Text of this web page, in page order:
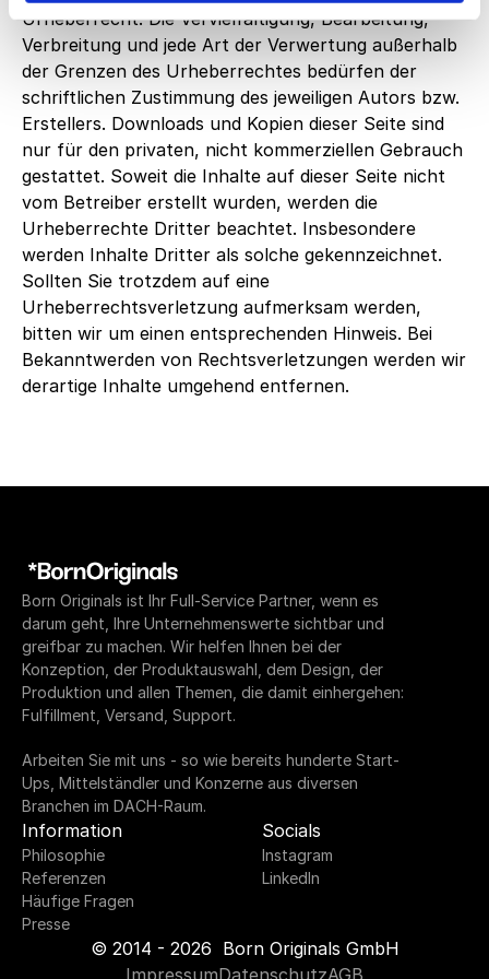
Urheberrecht. Die Vervielfältigung, Bearbeitung,
Verbreitung und jede Art der Verwertung außerhalb
der Grenzen des Urheberrechtes bedürfen der
schriftlichen Zustimmung des jeweiligen Autors bzw.
Erstellers. Downloads und Kopien dieser Seite sind
nur für den privaten, nicht kommerziellen Gebrauch
gestattet. Soweit die Inhalte auf dieser Seite nicht
vom Betreiber erstellt wurden, werden die
Urheberrechte Dritter beachtet. Insbesondere
werden Inhalte Dritter als solche gekennzeichnet.
Sollten Sie trotzdem auf eine
Urheberrechtsverletzung aufmerksam werden,
bitten wir um einen entsprechenden Hinweis. Bei
Bekanntwerden von Rechtsverletzungen werden wir
derartige Inhalte umgehend entfernen.
Born Originals ist Ihr Full-Service Partner, wenn es
darum geht, Ihre Unternehmenswerte sichtbar und
greifbar zu machen. Wir helfen Ihnen bei der
Konzeption, der Produktauswahl, dem Design, der
Produktion und allen Themen, die damit einhergehen:
Fulfillment, Versand, Support.
Arbeiten Sie mit uns - so wie bereits hunderte Start-
Ups, Mittelständler und Konzerne aus diversen
Branchen im DACH-Raum.
Information
Philosophie
Referenzen
Häufige Fragen
Presse
Socials
Instagram
LinkedIn
© 2014 - 2026  Born Originals GmbH
ImpressumDatenschutzAGB